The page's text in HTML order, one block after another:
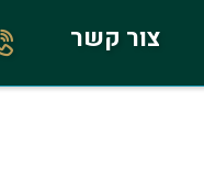
צור קשר